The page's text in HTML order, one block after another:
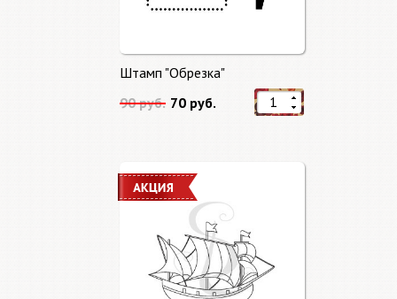
Штамп "Обрезка"
90 руб. 70 руб.